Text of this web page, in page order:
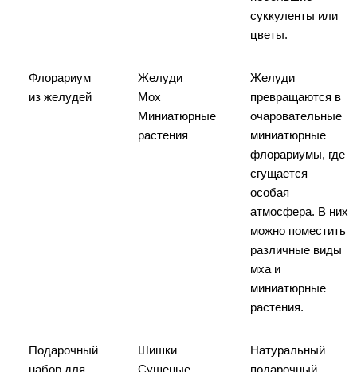
суккуленты или
цветы.
Флорариум
из желудей
Желуди
Мох
Миниатюрные
растения
Желуди
превращаются в
очаровательные
миниатюрные
флорариумы, где
сгущается
особая
атмосфера. В них
можно поместить
различные виды
мха и
миниатюрные
растения.
Подарочный
Шишки
Натуральный